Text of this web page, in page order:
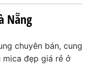
Nẵng
chuyên bán, cung
mica đẹp giá rẻ ở